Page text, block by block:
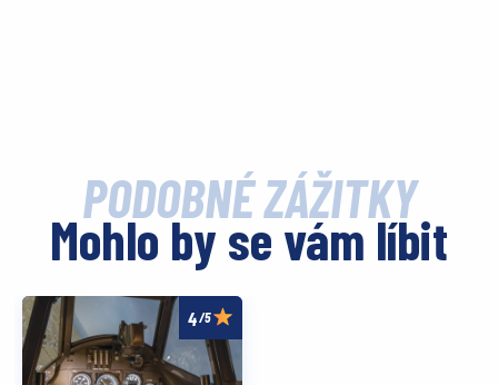
PODOBNÉ ZÁŽITKY
Mohlo by se vám líbit
/5